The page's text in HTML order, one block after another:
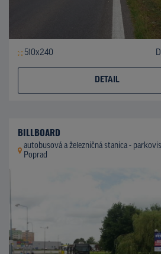
510x240
DETAIL
BILLBOARD
autobusová a železničná stanica -
Poprad